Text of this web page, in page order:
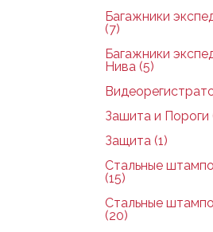
Багажники
(7)
Багажники
Нива (5)
Зашита и Пороги
Защита (1)
Стальные
(15)
Стальные
(20)